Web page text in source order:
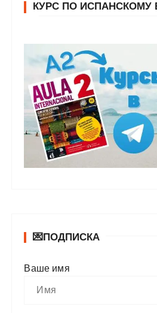
КУРС ПО ИСПАНСКОМУ
💌ПОДПИСКА
Ваше имя